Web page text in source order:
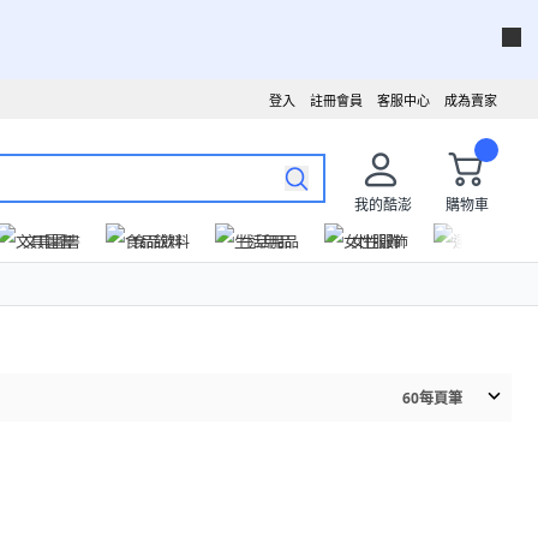
成為賣家
客服中心
註冊會員
登入
我的酷澎
購物車
文具圖書
食品飲料 生活用品 女性服飾
60每頁筆